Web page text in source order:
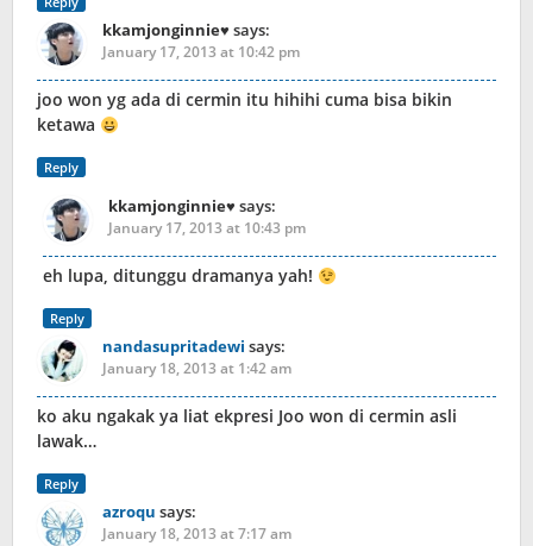
kkamjonginnie♥ says:
January 17, 2013 at 10:42 pm
joo won yg ada di cermin itu hihihi cuma bisa bikin
ketawa
Reply
kkamjonginnie♥ says:
January 17, 2013 at 10:43 pm
eh lupa, ditunggu dramanya yah!
Reply
nandasupritadewi says:
January 18, 2013 at 1:42 am
ko aku ngakak ya liat ekpresi Joo won di cermin asli
lawak…
Reply
azroqu says:
January 18, 2013 at 7:17 am